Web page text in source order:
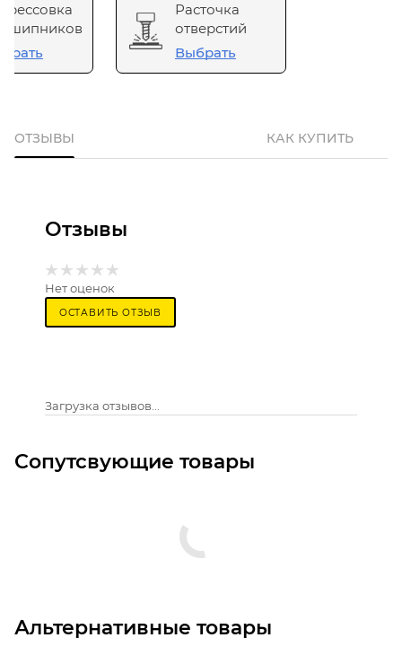
Расточка
отверстий
Выбрать
ОТЗЫВЫ КАК КУПИТЬ
Отзывы
Нет оценок
ОСТАВИТЬ ОТЗЫВ
Загрузка отзывов...
Сопутсвующие товары
Альтернативные товары